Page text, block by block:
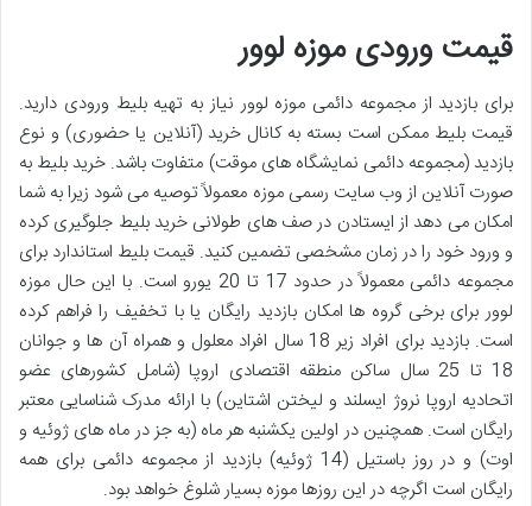
قیمت ورودی موزه لوور
برای بازدید از مجموعه دائمی موزه لوور نیاز به تهیه بلیط ورودی دارید.
قیمت بلیط ممکن است بسته به کانال خرید (آنلاین یا حضوری) و نوع
بازدید (مجموعه دائمی نمایشگاه های موقت) متفاوت باشد. خرید بلیط به
صورت آنلاین از وب سایت رسمی موزه معمولاً توصیه می شود زیرا به شما
امکان می دهد از ایستادن در صف های طولانی خرید بلیط جلوگیری کرده
و ورود خود را در زمان مشخصی تضمین کنید. قیمت بلیط استاندارد برای
مجموعه دائمی معمولاً در حدود 17 تا 20 یورو است. با این حال موزه
لوور برای برخی گروه ها امکان بازدید رایگان یا با تخفیف را فراهم کرده
است. بازدید برای افراد زیر 18 سال افراد معلول و همراه آن ها و جوانان
18 تا 25 سال ساکن منطقه اقتصادی اروپا (شامل کشورهای عضو
اتحادیه اروپا نروژ ایسلند و لیختن اشتاین) با ارائه مدرک شناسایی معتبر
رایگان است. همچنین در اولین یکشنبه هر ماه (به جز در ماه های ژوئیه و
اوت) و در روز باستیل (14 ژوئیه) بازدید از مجموعه دائمی برای همه
رایگان است اگرچه در این روزها موزه بسیار شلوغ خواهد بود.